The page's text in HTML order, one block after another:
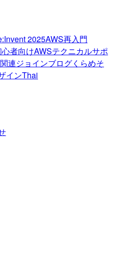
2025AWS再入門
者向けAWSテクニカルサポ
連ジョインブログくらめそ
インThai